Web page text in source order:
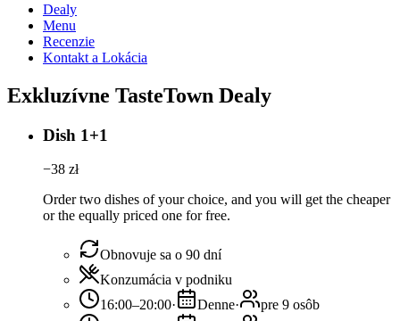
Dealy
Menu
Recenzie
Kontakt a Lokácia
Exkluzívne TasteTown Dealy
Dish 1+1
−38 zł
Order two dishes of your choice, and you will get the cheaper
or the equally priced one for free.
Obnovuje sa o 90 dní
Konzumácia v podniku
16:00–20:00· Denne·
pre 9 osôb